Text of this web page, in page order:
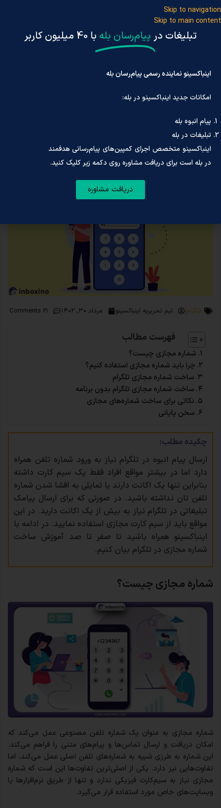
Skip to navigation
Skip to main content
اینباکسینو
»تلگرام
آموزش ساخت شماره مجازی تلگرام
تلگرام تیم تحریریه اینباکسینو مرداد ۳۰, ۱۴۰۲ 21 Comments
فهرست مطالب
شماره مجازی چیست؟
چرا باید شماره مجازی استفاده کنیم؟
ساخت شماره مجازی تلگرام
ساخت شماره مجازی تلگرام بدون برنامه
نکاتی برای ساخت شماره‌های مجازی
سخن پایانی
چکیده مطلب:
ارسال پیام انبوه در تلگرام نیاز به ورود شماره تلفن همراه
دارد اما در بیشتر مواقع افراد فقط یک سیم کارت داشته
بنابراین تنها یک اکانت دارند یا تمایلی به افشا شدن شماره
تلفن تان نداشته باشید. در صورتی که برای ارسال پیامک
تبلیغاتی در تلگرام نیاز به بیش از یک اکانت دارید. در این
مواقع باید از سیم کارت مجازی استفاده نمایید. در ادامه با
اینباکسینو همراه باشید تا صفر تا صد آموزش ساخت
شماره مجازی در تلگرام بیان کنیم.
شماره مجازی چیست؟
شماره مجازی به عنوان یک شماره تلفن مصنوعی عمل می‌کند که
امکان دریافت و ارسال تماس‌ها و پیام‌های متنی را فراهم می‌کند.
این شماره به طرزی شبیه به شماره‌های تلفن اصلی عمل می‌کند، اما
تفاوت‌هایی نیز دارد. یکی از اصلی‌ترین تفاوت‌ها این است که شماره
مجازی نیاز به سیم‌کارت فیزیکی ندارد و تنها از طریق نرم‌افزارها یا
وبسایت‌های خاص مورد استفاده قرار می‌گیرد.
تبلیغات در پیام‌رسان بله با 40 میلیون کاربر
اینباکسینو نماینده رسمی پیام‌رسان بله
امکانات جدید اینباکسینو در بله:
پیام انبوه بله
تبلیغات در بله
اینباکسینو متخصص اجرای کمپین‌های پیام‌رسانی هدفمند
در بله است برای دریافت مشاوره روی دکمه زیر کلیک کنید.
دریافت مشاوره